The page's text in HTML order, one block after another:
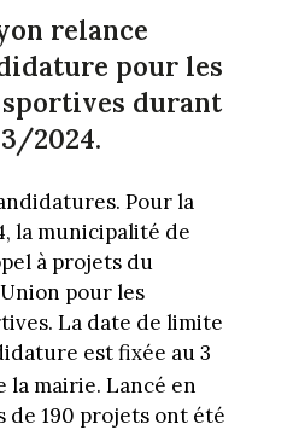
relance
pour les
durant
2024.
Pour la
la municipalité de
à projets du
pour les
La date de limite
est fixée au 3
la mairie. Lancé en
de 190 projets ont été